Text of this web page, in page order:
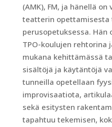
(AMK), FM, ja hänellä
teatterin opettamisesta
perusopetuksessa. Hän
TPO-koulujen rehtorina
mukana kehittämässä
sisältöjä ja käytäntöjä
tunneilla opetellaan
improvisaatiota,
sekä esitysten
tapahtuu tekemisen,